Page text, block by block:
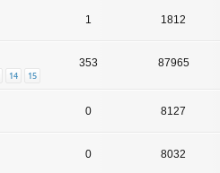
1 1812
14 15
353 87965
0 8127
0 8032